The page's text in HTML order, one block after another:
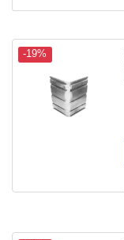
-19%